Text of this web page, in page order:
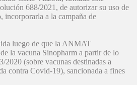
688/2021, de autorizar su uso de
incorporarla a la campaña de
luego de que la ANMAT
la vacuna Sinopharm a partir de lo
2020 (sobre vacunas destinadas a
contra Covid-19), sancionada a fines